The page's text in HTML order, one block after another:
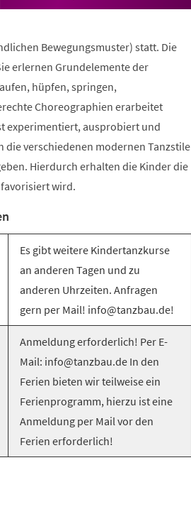
Bewegungsmuster) statt. Die
erlernen Grundelemente der
hüpfen, springen,
Choreographien erarbeitet
experimentiert, ausprobiert und
die verschiedenen modernen Tanzstile
Hierdurch erhalten die Kinder die
wird.
Es gibt weitere Kindertanzkurse
an anderen Tagen und zu
anderen Uhrzeiten. Anfragen
gern per Mail! info@tanzbau.de!
Anmeldung erforderlich! Per E-
Mail: info@tanzbau.de In den
Ferien bieten wir teilweise ein
Ferienprogramm, hierzu ist eine
Anmeldung per Mail vor den
Ferien erforderlich!